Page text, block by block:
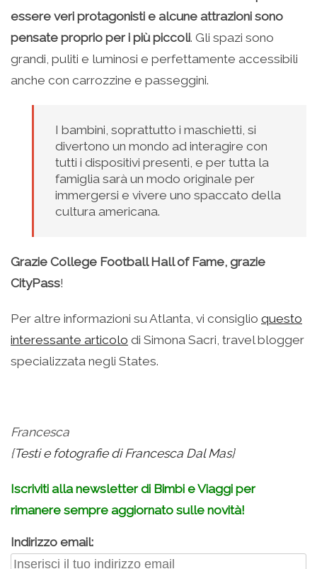
essere veri protagonisti e alcune attrazioni sono
pensate proprio per i più piccoli. Gli spazi sono
grandi, puliti e luminosi e perfettamente accessibili
anche con carrozzine e passeggini.
I bambini, soprattutto i maschietti, si
divertono un mondo ad interagire con
tutti i dispositivi presenti, e per tutta la
famiglia sarà un modo originale per
immergersi e vivere uno spaccato della
cultura americana.
Grazie College Football Hall of Fame, grazie
CityPass!
Per altre informazioni su Atlanta, vi consiglio questo
interessante articolo di Simona Sacri, travel blogger
specializzata negli States.
Francesca
{Testi e fotografie di Francesca Dal Mas}
Iscriviti alla newsletter di Bimbi e Viaggi per
rimanere sempre aggiornato sulle novità!
Indirizzo email: